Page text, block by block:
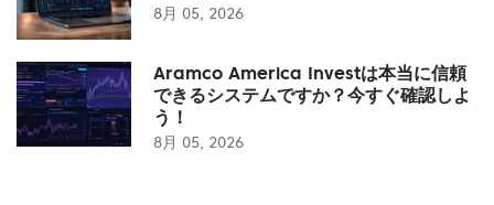
8月 05, 2026
Aramco America Investは本当に信頼
できるシステムですか？今すぐ確認しよ
う！
8月 05, 2026